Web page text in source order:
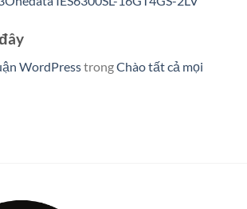
WordPresstrongChào tất cả mọi